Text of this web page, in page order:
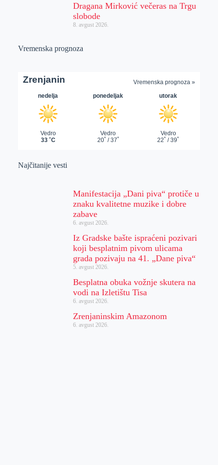
Dragana Mirković večeras na Trgu
slobode
8. avgust 2026.
Vremenska prognoza
Najčitanije vesti
Manifestacija „Dani piva“ protiče u
znaku kvalitetne muzike i dobre
zabave
6. avgust 2026.
Iz Gradske bašte ispraćeni pozivari
koji besplatnim pivom ulicama
grada pozivaju na 41. „Dane piva“
5. avgust 2026.
Besplatna obuka vožnje skutera na
vodi na Izletištu Tisa
6. avgust 2026.
Zrenjaninskim Amazonom
6. avgust 2026.